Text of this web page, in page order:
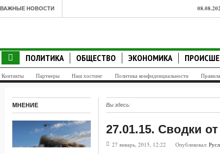
ВАЖНЫЕ НОВОСТИ
ПОЛИТИКА ОБЩЕСТВО ЭКОНОМИКА
Контакты Партнеры Наш хостинг Политика конфиденциальности Правила
Вы здесь:
27.01.15. Сводки
27 январь, 2015, 12:22 Опубликовал:
МНЕНИЕ